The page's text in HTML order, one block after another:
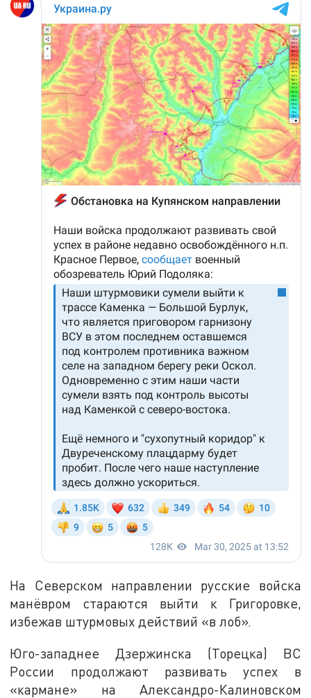
На Северском направлении русские войска
манёвром стараются выйти к Григоровке,
избежав штурмовых действий «в лоб».
Юго-западнее Дзержинска (Торецка) ВС
России продолжают развивать успех в
«кармане» на Александро-Калиновском